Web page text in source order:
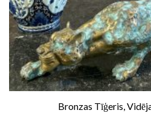
Bronzas Tīģeris,